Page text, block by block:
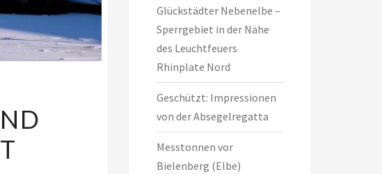
Glückstädter Nebenelbe –
Sperrgebiet in der Nähe
des Leuchtfeuers
Rhinplate Nord
Geschützt: Impressionen
von der Absegelregatta
Messtonnen vor
Bielenberg (Elbe)